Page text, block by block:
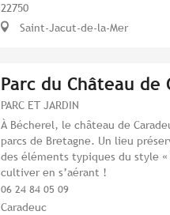
22750
Saint-Jacut-de-la-Mer
Parc du Château de
PARC ET JARDIN
À Bécherel, le château de
parcs de Bretagne. Un lieu
des éléments typiques du style
cultiver en s’aérant !
06 24 84 05 09
Caradeuc